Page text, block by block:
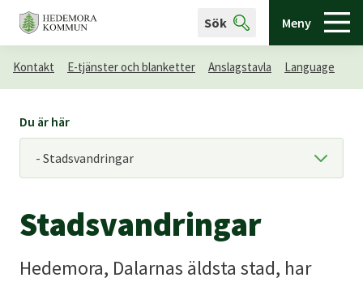
Sök Meny
Kontakt E-tjänster och blanketter Anslagstavla Language
Stadsvandringar
Hedemora, Dalarnas äldsta stad, har
Du är här